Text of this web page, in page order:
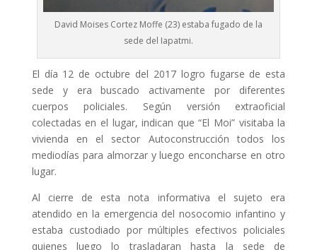
David Moises Cortez Moffe (23) estaba fugado de la
sede del Iapatmi.
El día 12 de octubre del 2017 logro fugarse de esta
sede y era buscado activamente por diferentes
cuerpos policiales. Según versión extraoficial
colectadas en el lugar, indican que “El Moi” visitaba la
vivienda en el sector Autoconstrucción todos los
mediodías para almorzar y luego enconcharse en otro
lugar.
Al cierre de esta nota informativa el sujeto era
atendido en la emergencia del nosocomio infantino y
estaba custodiado por múltiples efectivos policiales
quienes luego lo trasladaran hasta la sede de